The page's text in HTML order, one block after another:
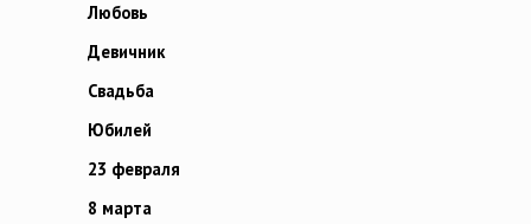
Любовь
Девичник
Свадьба
Юбилей
23 февраля
8 марта